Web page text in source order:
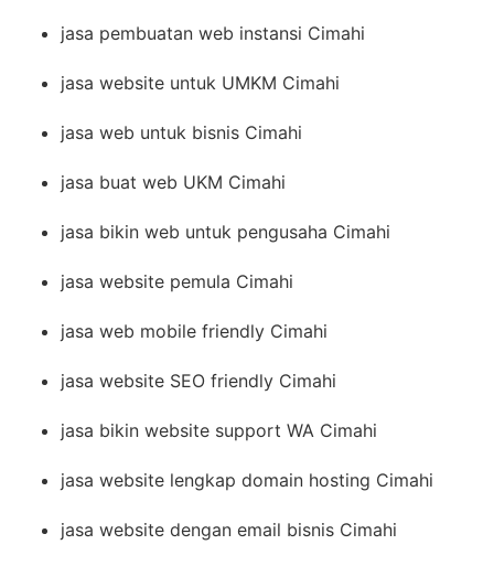
jasa pembuatan web instansi Cimahi
jasa website untuk UMKM Cimahi
jasa web untuk bisnis Cimahi
jasa buat web UKM Cimahi
jasa bikin web untuk pengusaha Cimahi
jasa website pemula Cimahi
jasa web mobile friendly Cimahi
jasa website SEO friendly Cimahi
jasa bikin website support WA Cimahi
jasa website lengkap domain hosting Cimahi
jasa website dengan email bisnis Cimahi